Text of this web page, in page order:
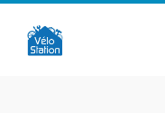
Skip
content